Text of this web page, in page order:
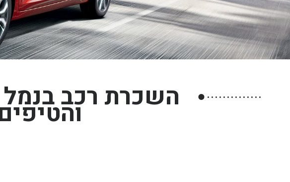
באשדוד
בפתח תקווה
בנתניה
בתל אביב
רעננה
● השכרת רכב בנמל